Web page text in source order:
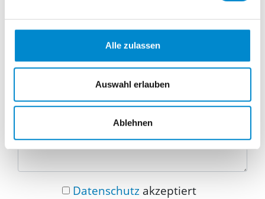
Alle zulassen
Auswahl erlauben
Ablehnen
Nachricht
Datenschutzakzeptiert